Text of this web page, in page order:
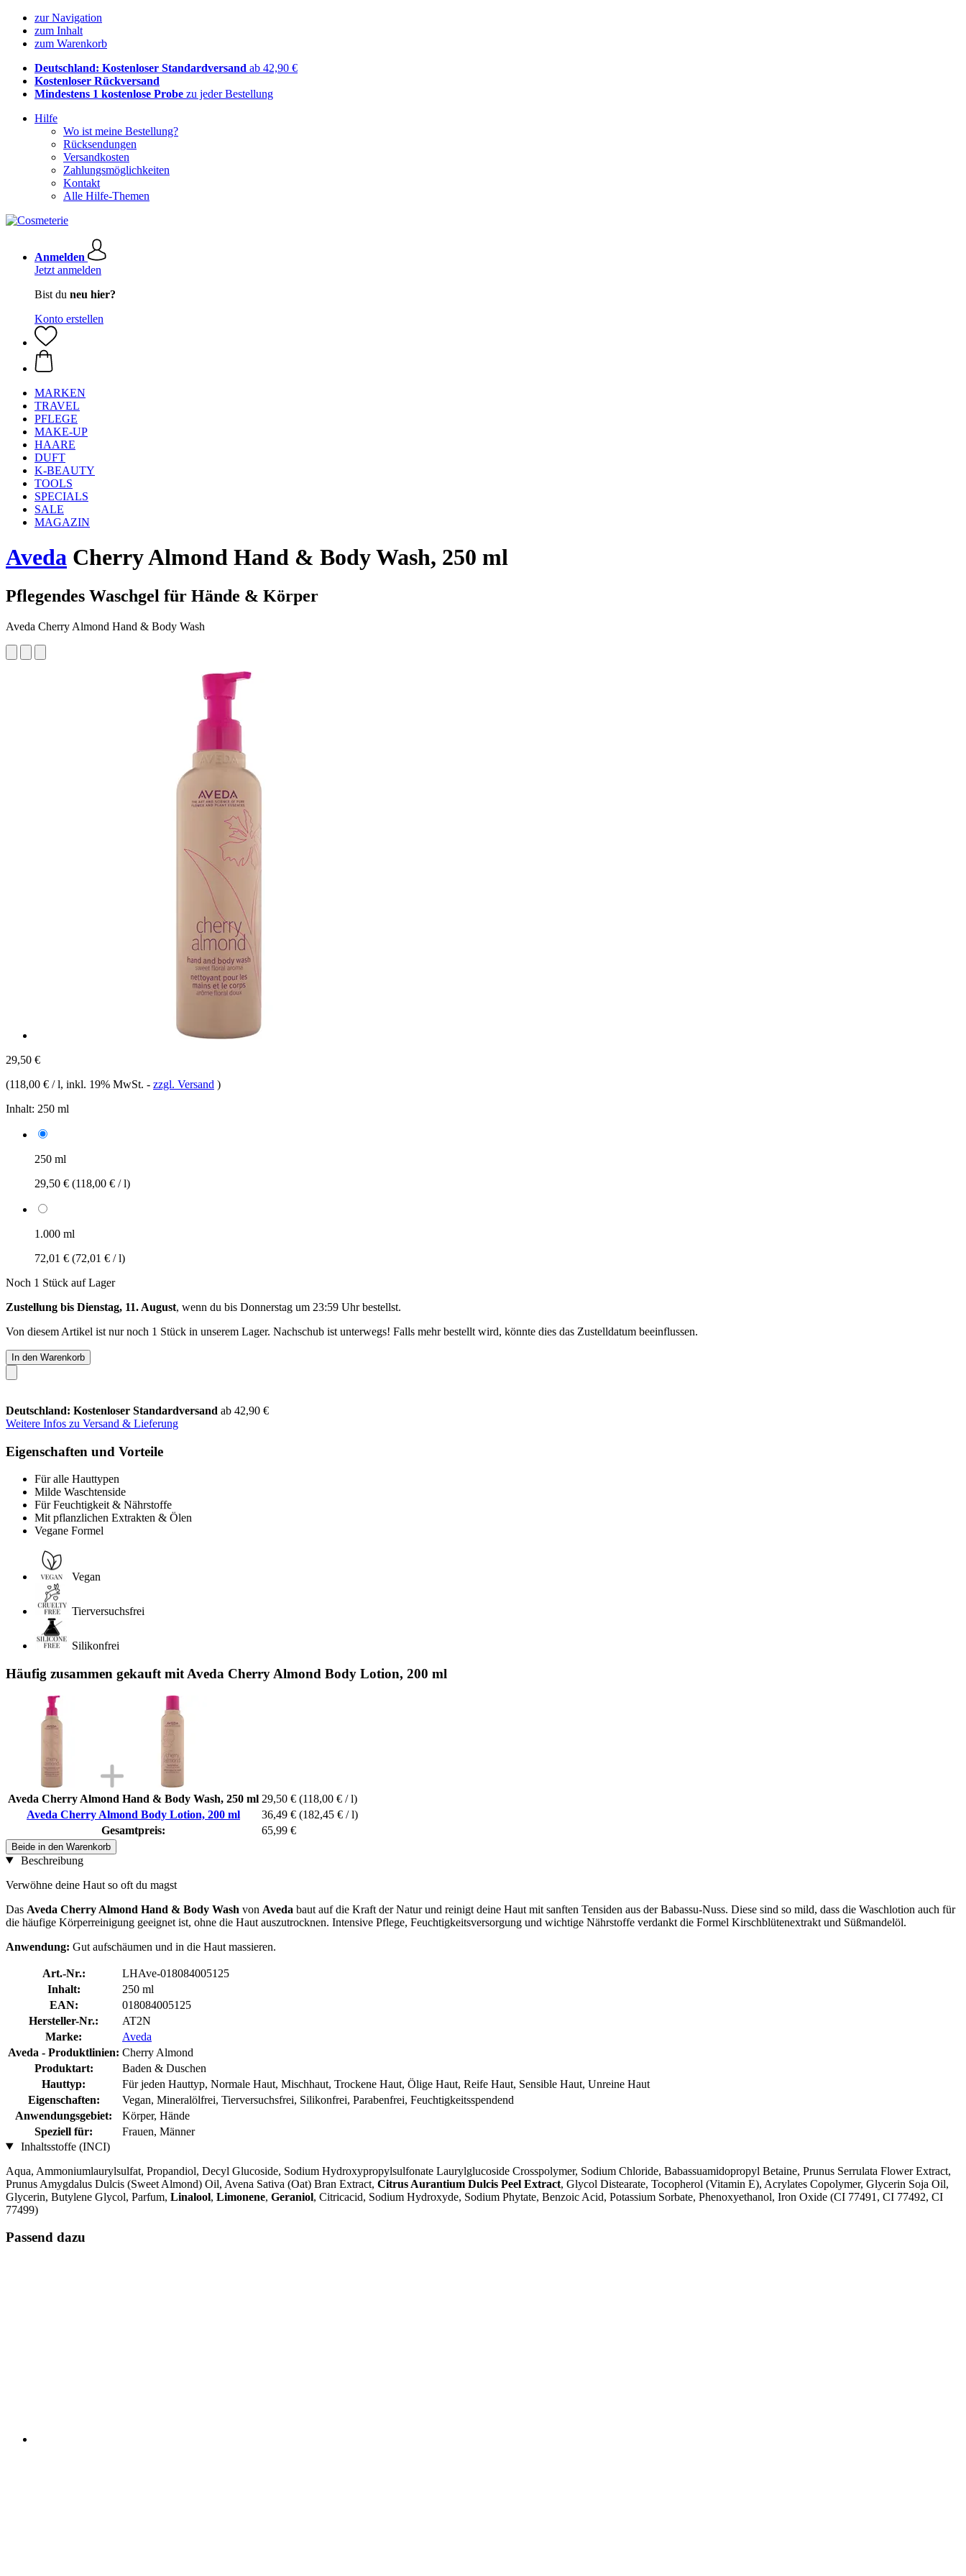
zur Navigation
zum Inhalt
zum Warenkorb
Deutschland: Kostenloser Standardversand ab 42,90 €
Kostenloser Rückversand
Mindestens 1 kostenlose Probe zu jeder Bestellung
Hilfe
Wo ist meine Bestellung?
Rücksendungen
Versandkosten
Zahlungsmöglichkeiten
Kontakt
Alle Hilfe-Themen
Anmelden
Jetzt anmelden
Bist du neu hier?
Konto erstellen
MARKEN
TRAVEL
PFLEGE
MAKE-UP
HAARE
DUFT
K-BEAUTY
TOOLS
SPECIALS
SALE
MAGAZIN
Aveda Cherry Almond Hand & Body Wash, 250 ml
Pflegendes Waschgel für Hände & Körper
Aveda Cherry Almond Hand & Body Wash
29,50 €
(118,00 € / l, inkl. 19% MwSt. - zzgl. Versand )
Inhalt: 250 ml
250 ml
29,50 € (118,00 € / l)
1.000 ml
72,01 € (72,01 € / l)
Noch 1 Stück auf Lager
Zustellung bis Dienstag, 11. August, wenn du bis Donnerstag um 23:59 Uhrbestellst.
Von diesem Artikel ist nur noch 1 Stück in unserem Lager. Nachschub ist unterwegs! Falls mehr bestellt wird, könnte dies das Zustelldatum beeinflussen.
In den Warenkorb
Deutschland: Kostenloser Standardversand ab 42,90 €
Weitere Infos zu Versand & Lieferung
Eigenschaften und Vorteile
Für alle Hauttypen
Milde Waschtenside
Für Feuchtigkeit & Nährstoffe
Mit pflanzlichen Extrakten & Ölen
Vegane Formel
Vegan
Tierversuchsfrei
Silikonfrei
Häufig zusammen gekauft mit Aveda Cherry Almond Body Lotion, 200 ml
Aveda Cherry Almond Hand & Body Wash, 250 ml 29,50 € (118,00 € / l)
Aveda Cherry Almond Body Lotion, 200 ml
36,49 € (182,45 € / l)
Gesamtpreis:
65,99 €
Beide in den Warenkorb
Beschreibung
Verwöhne deine Haut so oft du magst
Das Aveda Cherry Almond Hand & Body Wash von Aveda baut auf die Kraft der Natur und reinigt deine Haut mit sanften Tensiden aus der Babassu-Nuss. Diese sind so mild, dass die Waschlotion auch für
die häufige Körperreinigung geeignet ist, ohne die Haut auszutrocknen. Intensive Pflege, Feuchtigkeitsversorgung und wichtige Nährstoffe verdankt die Formel Kirschblütenextrakt und Süßmandelöl.
Anwendung: Gut aufschäumen und in die Haut massieren.
Art.-Nr.:
LHAve-018084005125
Inhalt:
250 ml
EAN:
018084005125
Hersteller-Nr.:
AT2N
Marke:
Aveda
Aveda - Produktlinien: Cherry Almond
Produktart:
Baden & Duschen
Hauttyp:
Für jeden Hauttyp, Normale Haut, Mischhaut, Trockene Haut, Ölige Haut, Reife Haut, Sensible Haut, Unreine Haut
Eigenschaften:
Vegan, Mineralölfrei, Tierversuchsfrei, Silikonfrei, Parabenfrei, Feuchtigkeitsspendend
Anwendungsgebiet:
Körper, Hände
Speziell für:
Frauen, Männer
Inhaltsstoffe (INCI)
Aqua, Ammoniumlaurylsulfat, Propandiol, Decyl Glucoside, Sodium Hydroxypropylsulfonate Laurylglucoside Crosspolymer, Sodium Chloride, Babassuamidopropyl Betaine, Prunus Serrulata Flower Extract,
Prunus Amygdalus Dulcis (Sweet Almond) Oil, Avena Sativa (Oat) Bran Extract, Citrus Aurantium Dulcis Peel Extract, Glycol Distearate, Tocopherol (Vitamin E), Acrylates Copolymer, Glycerin Soja Oil,
Glycerin, Butylene Glycol, Parfum, Linalool, Limonene, Geraniol, Citricacid, Sodium Hydroxyde, Sodium Phytate, Benzoic Acid, Potassium Sorbate, Phenoxyethanol, Iron Oxide (CI 77491, CI 77492, CI
77499)
Passend dazu